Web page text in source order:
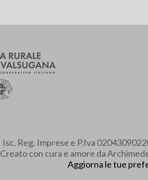
Isc. Reg. Imprese e P.Iva
Creato con cura e amore da
Aggiorna le tue